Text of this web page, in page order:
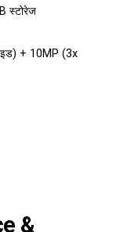
स्टोरेज
+ 10MP (3x
&